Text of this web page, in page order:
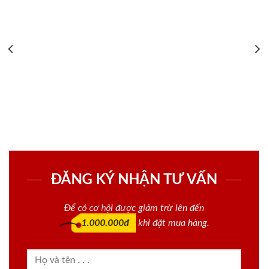
ĐĂNG KÝ NHẬN TƯ VẤN
Để có cơ hội được giảm trừ lên đến
1.000.000đ
khi đặt mua hàng.